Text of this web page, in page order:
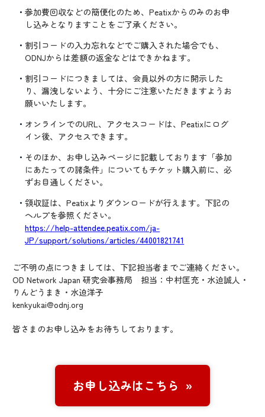
参加費回収などの簡便化のため、Peatixからのみのお申
し込みとなりますことをご了承ください。
割引コードの入力忘れなどでご購入された場合でも、
ODNJからは差額の返金などはできかねます。
割引コードにつきましては、会員以外の方に開示した
り、漏洩しないよう、十分にご注意いただきますようお
願いいたします。
オンラインでのURL、アクセスコードは、Peatixにログ
イン後、アクセスできます。
そのほか、お申し込みページに記載しております「参加
にあたっての諸条件」についてもチケット購入前に、必
ずお目通しください。
領収証は、Peatixよりダウンロードが行えます。下記の
ヘルプを参照ください。
https://help-attendee.peatix.com/ja-
JP/support/solutions/articles/44001821741
ご不明の点につきましては、下記担当者までご連絡ください。
OD Network Japan 研究会事務局 担当：中村匡充・水迫誠人・
りんどうまき・水迫洋子
kenkyukai@odnj.org
皆さまのお申し込みをお待ちしております。
お申し込みはこちら